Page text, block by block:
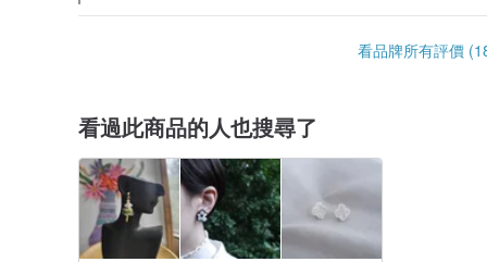
看品牌所有評價
看過此商品的人也搜尋了